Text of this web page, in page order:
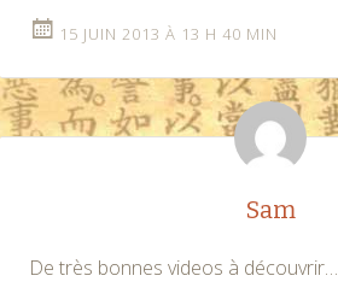
15 JUIN 2013 À 13 H 40 MIN
Sam
De très bonnes videos à découvrir…